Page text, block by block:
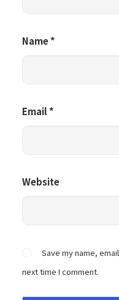
Name*
Email*
Website
Save my name,
next time I comment.